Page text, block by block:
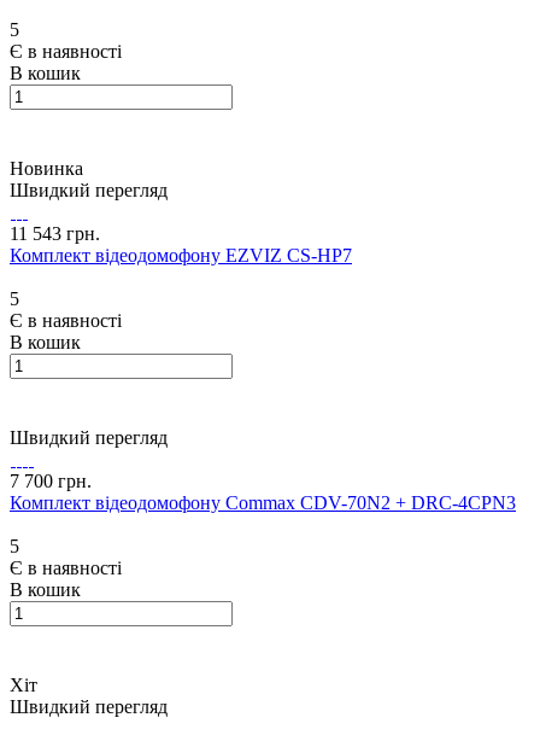
5
Є в наявності
В кошик
Новинка
Швидкий перегляд
11 543 грн.
Комплект відеодомофону EZVIZ CS-HP7
5
Є в наявності
В кошик
Швидкий перегляд
7 700 грн.
Комплект відеодомофону Commax CDV-70N2 + DRC-4CPN3
5
Є в наявності
В кошик
Хіт
Швидкий перегляд